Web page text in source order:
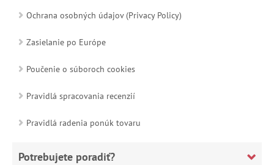
Ochrana osobných údajov (Privacy Policy)
Zasielanie po Európe
Poučenie o súboroch cookies
Pravidlá spracovania recenzií
Pravidlá radenia ponúk tovaru
Potrebujete poradiť?